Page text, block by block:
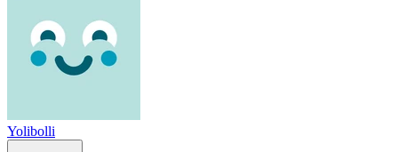
Yolibolli